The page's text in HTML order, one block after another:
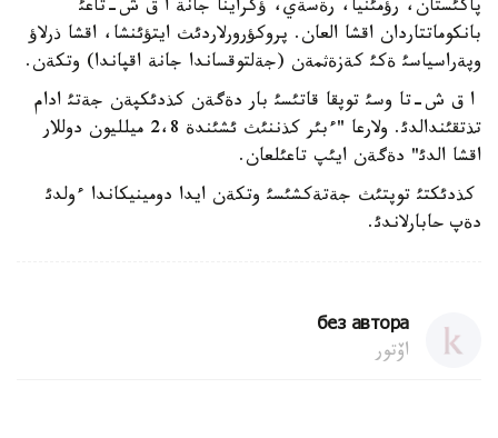
پاكئستان، رؤمئنيا، رةسةي، ؤكراينا جانة ا ق ش-تاعئ
بانكوماتتاردان اقشا العان. پروكؤرورلاردئث ايتؤئنشا، اقشا ذرلاؤ
وپةراسياسئ ةكئ كةزةثمةن (جةلتوقساندا جانة اقپاندا) وتكةن.
ا ق ش-تا وسئ توپقا قاتئسئ بار دةگةن كذدئكپةن جةتئ ادام
تذتقئندالدئ. ولارعا "ءبئر كذننئث ئشئندة 2،8 ميلليون دوللار
اقشا الدئ" دةگةن ايئپ تاعئلعان.
كذدئكتئ توپتئث جةتةكشئسئ وتكةن ايدا دومينيكاندا ءولدئ
دةپ حابارلاندئ.
без автора
اۆتور